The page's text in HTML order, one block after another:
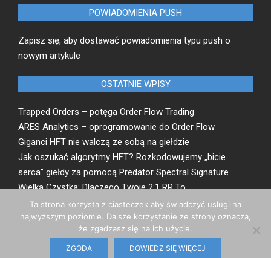
POWIADOMIENIA PUSH
Zapisz się, aby dostawać powiadomienia typu push o
nowym artykule
OSTATNIE WPISY
Trapped Orders – potęga Order Flow Trading
ARES Analytics – oprogramowanie do Order Flow
Giganci HFT nie walczą ze sobą na giełdzie
Jak oszukać algorytmy HFT? Rozkodowujemy „bicie
serca” giełdy za pomocą Predator Spectral Signature
Wielka Czystka: Dlaczego Twoje 2:1 RR To
Matematyczna Iluzja
test4profit@gmail.com © 2026
Ta strona korzysta z ciasteczek aby świadczyć usługi na
najwyższym poziomie. Dalsze korzystanie ze strony oznacza,
że zgadzasz się na ich użycie.
ZGODA DOWIEDZ SIĘ WIĘCEJ